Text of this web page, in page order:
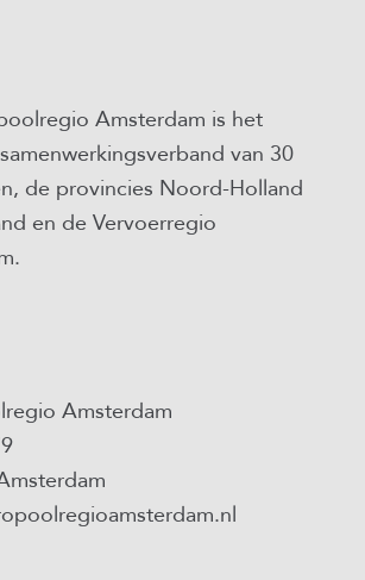
Amsterdam is het
van 30
de provincies Noord-Holland
en de Vervoerregio
Amsterdam